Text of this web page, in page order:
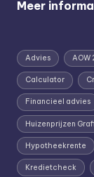
Meer
Advies AOW
Calculator
Financieel advies
Huizenprijzen
Hypotheekrente
Kredietcheck